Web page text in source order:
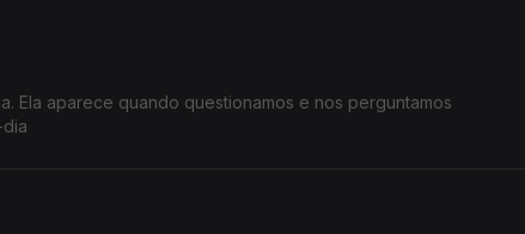
Ela aparece quando questionamos e nos perguntamos